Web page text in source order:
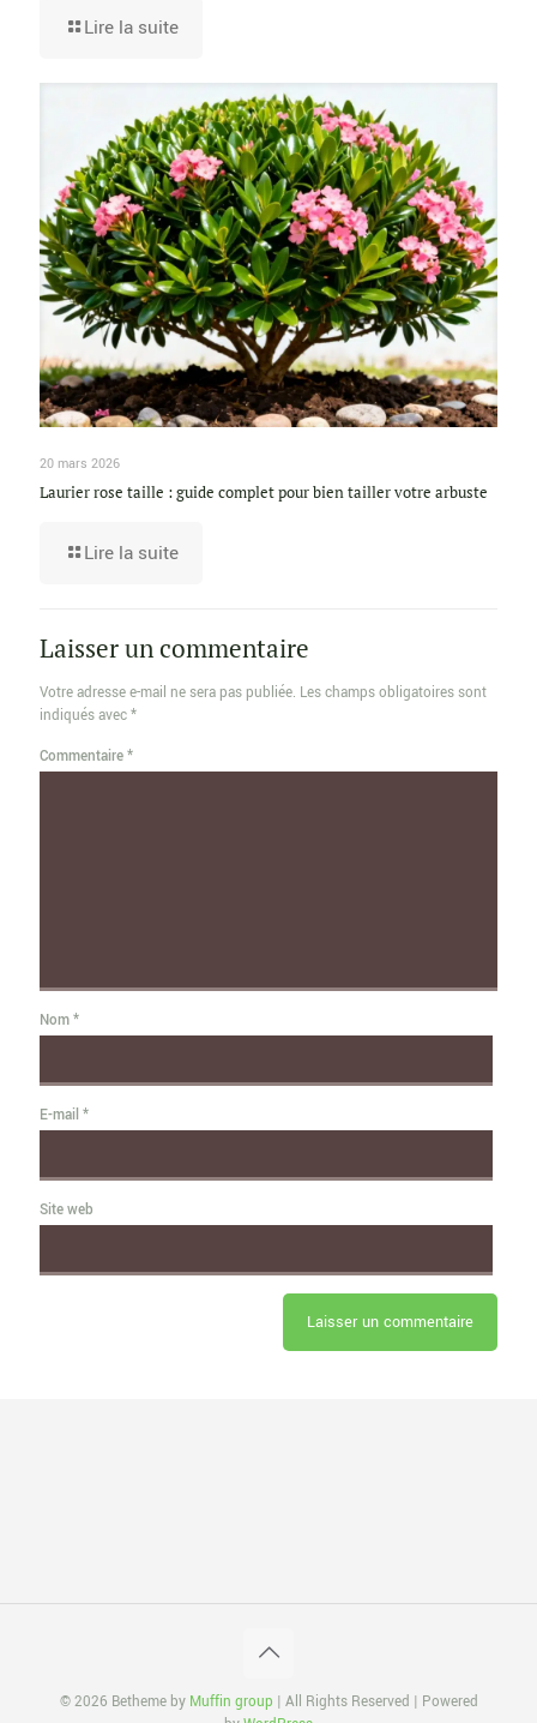
Lire la suite
20 mars 2026
Laurier rose taille : guide complet pour bien tailler votre arbuste
Lire la suite
Laisser un commentaire
Votre adresse e-mail ne sera pas publiée. Les champs obligatoires sont
indiqués avec*
Commentaire*
Nom*
E-mail *
Site web
© 2026 Betheme by Muffin group | All Rights Reserved | Powered